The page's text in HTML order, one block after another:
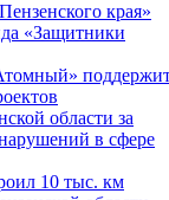
края»
«Защитники
области за
в сфере
10 тыс. км